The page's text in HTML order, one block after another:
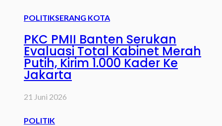
POLITIKSERANG KOTA
PKC PMII Banten Serukan
Evaluasi Total Kabinet Merah
Putih, Kirim 1.000 Kader Ke
Jakarta
21 Juni 2026
POLITIK